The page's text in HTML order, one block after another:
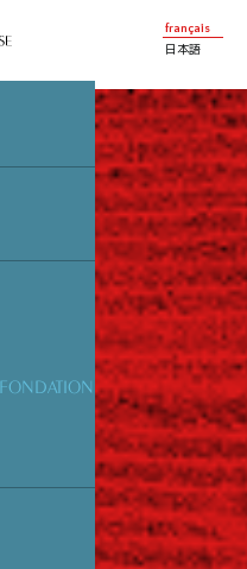
français
日本語